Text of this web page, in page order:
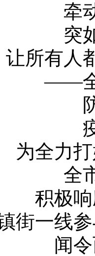
牵
突
让所有人
——全
为全力
全
积极
街一线
闻